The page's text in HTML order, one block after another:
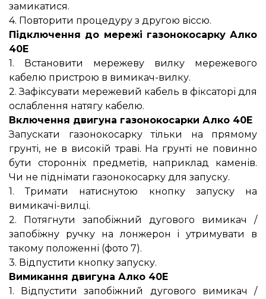
замикатися.
4. Повторити процедуру з другою віссю.
Підключення до мережі газонокосарку Алко
40Е
1. Встановити мережеву вилку мережевого
кабелю пристрою в вимикач-вилку.
2. Зафіксувати мережевий кабель в фіксаторі для
ослаблення натягу кабелю.
Включення двигуна газонокосарки Алко 40Е
Запускати газонокосарку тільки на прямому
грунті, не в високій траві. На грунті не повинно
бути сторонніх предметів, наприклад каменів.
Чи не піднімати газонокосарку для запуску.
1. Тримати натиснутою кнопку запуску на
вимикачі-вилці.
2. Потягнути запобіжний дугового вимикач /
запобіжну ручку на лонжерон і утримувати в
такому положенні (фото 7).
3. Відпустити кнопку запуску.
Вимикання двигуна Алко 40Е
1. Відпустити запобіжний дугового вимикач /